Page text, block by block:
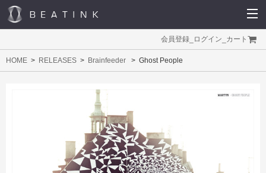
会員登録 ログイン カート
HOME RELEASES Brainfeeder Ghost People